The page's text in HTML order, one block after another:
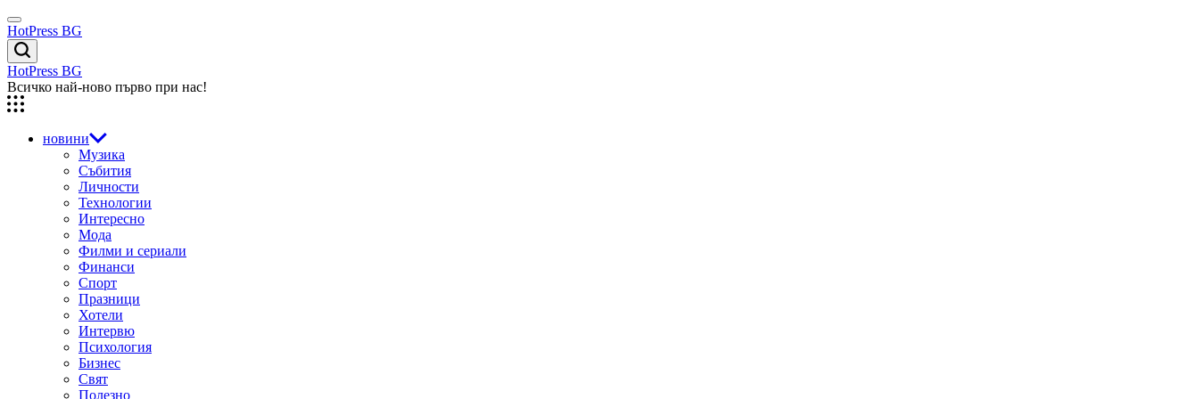
Skip
to
content
Menu
HotPress BG
Търсене
HotPress BG
Всичко най-ново първо при нас!
новини
Музика
Събития
Личности
Технологии
Интересно
Мода
Филми и сериали
Финанси
Спорт
Празници
Хотели
Интервю
Психология
Бизнес
Свят
Полезно